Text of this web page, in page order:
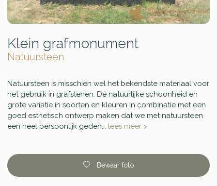
Klein grafmonument
Natuursteen
Natuursteen is misschien wel het bekendste materiaal voor
het gebruik in grafstenen. De natuurlijke schoonheid en
grote variatie in soorten en kleuren in combinatie met een
goed esthetisch ontwerp maken dat we met natuursteen
een heel persoonlijk geden... lees meer >
Bewaar foto